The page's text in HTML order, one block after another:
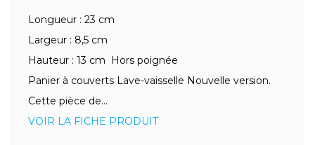
Longueur : 23 cm
Largeur : 8,5 cm
Hauteur : 13 cm Hors poignée
Panier à couverts Lave-vaisselle Nouvelle version.
Cette pièce de...
VOIR LA FICHE PRODUIT